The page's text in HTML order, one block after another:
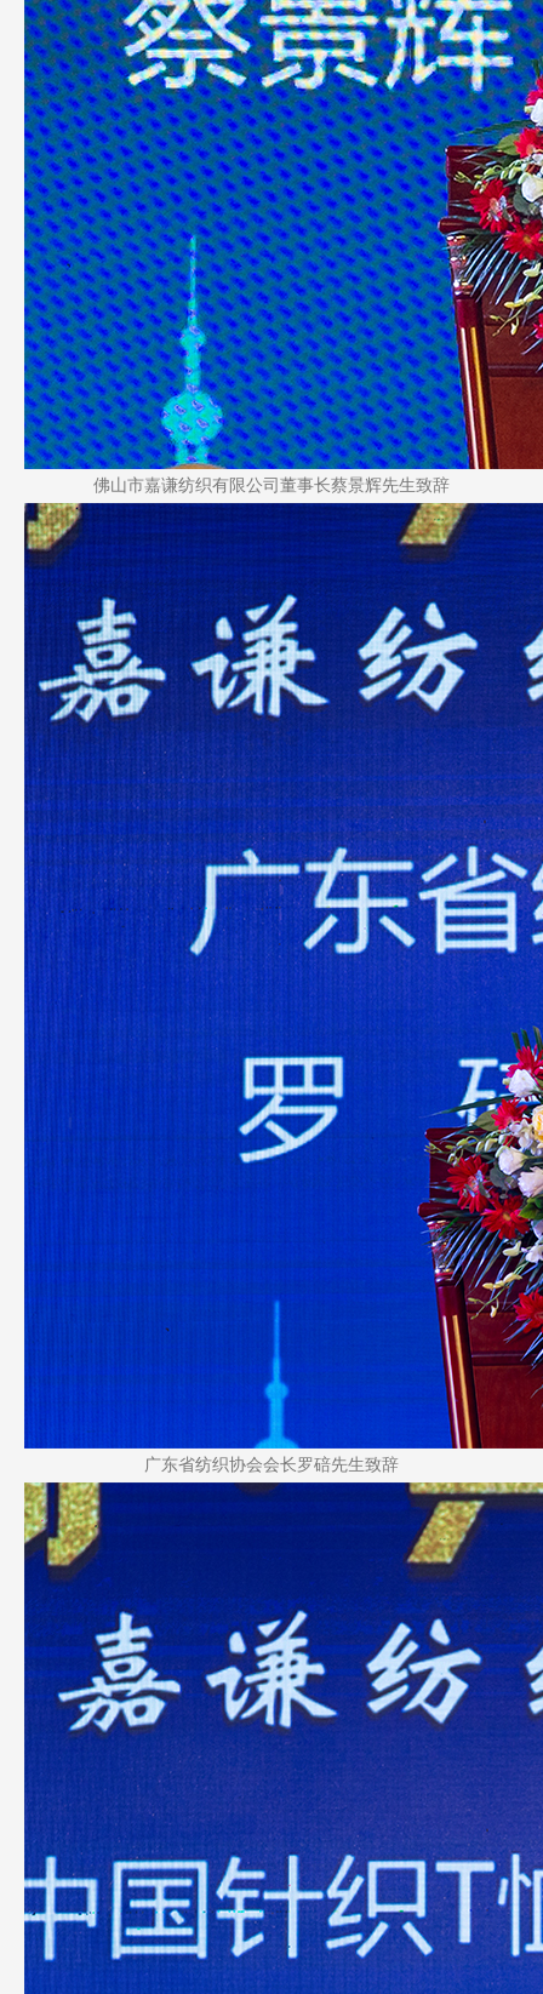
佛山市嘉谦纺织有限公司董事长蔡景辉先生致辞
广东省纺织协会会长罗碚先生致辞